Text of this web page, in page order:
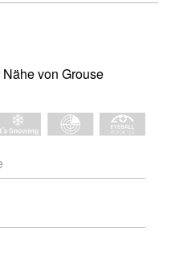
von Grouse